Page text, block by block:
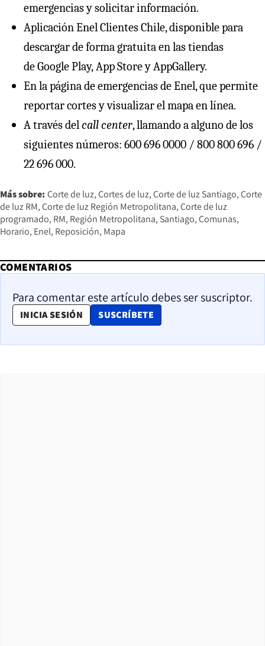
emergencias y solicitar información.
Aplicación Enel Clientes Chile, disponible para
descargar de forma gratuita en las tiendas
deGoogle Play,App StoreyAppGallery.
En la página deemergencias de Enel, que permite
reportar cortes y visualizar el mapa en línea.
A través delcall center, llamando a alguno de los
siguientes números: 600 696 0000 / 800 800 696 /
22 696 000.
Más sobre: Corte de luz Cortes de luz Corte de luz Santiago Corte
de luz RM Corte de luz Región Metropolitana Corte de luz
programado RM Región Metropolitana Santiago Comunas
Horario Enel Reposición Mapa
COMENTARIOS
Para comentar este artículo debes ser suscriptor.
INICIA SESIÓN SUSCRÍBETE
OPENS IN NEW WINDOW